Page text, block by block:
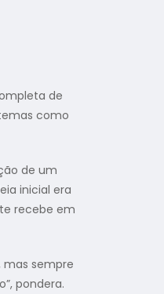
de
como
de um
inicial era
recebe em
mas sempre
pondera.